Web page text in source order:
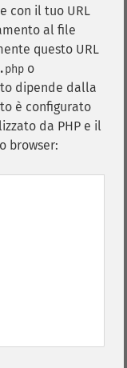
con il tuo URL
al file
questo URL
o
dipende dalla
è configurato
da PHP e il
browser: